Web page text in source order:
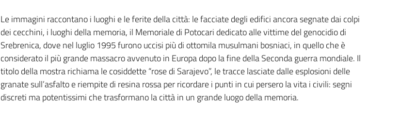
Le immagini raccontano i luoghi e le ferite della città: le facciate degli edifici ancora segnate dai colpi
dei cecchini, i luoghi della memoria, il Memoriale di Potocari dedicato alle vittime del genocidio di
Srebrenica, dove nel luglio 1995 furono uccisi più di ottomila musulmani bosniaci, in quello che è
considerato il più grande massacro avvenuto in Europa dopo la fine della Seconda guerra mondiale. Il
titolo della mostra richiama le cosiddette “rose di Sarajevo”, le tracce lasciate dalle esplosioni delle
granate sull’asfalto e riempite di resina rossa per ricordare i punti in cui persero la vita i civili: segni
discreti ma potentissimi che trasformano la città in un grande luogo della memoria.